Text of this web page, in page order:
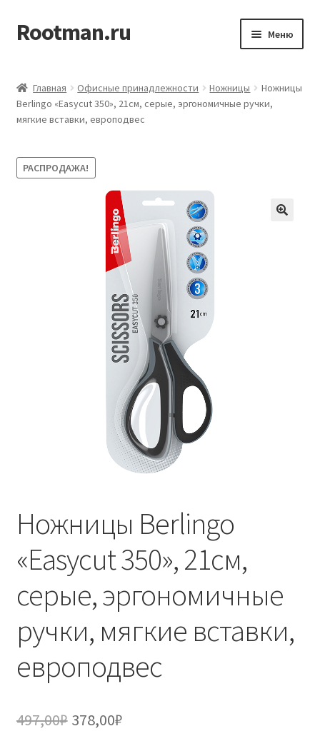
Перейти
к
Перейти
к
Rootman.ru Меню
Офисные принадлежности
Товары для учёбы
меню
Главная Офисные принадлежности Ножницы
Ножницы
Berlingo «Easycut 350», 21см, серые, эргономичные ручки,
мягкие вставки, европодвес
РАСПРОДАЖА!
Ножницы Berlingo
«Easycut 350», 21см,
серые, эргономичные
ручки, мягкие вставки,
европодвес
497,00₽ Первоначальная
378,00₽Текущая